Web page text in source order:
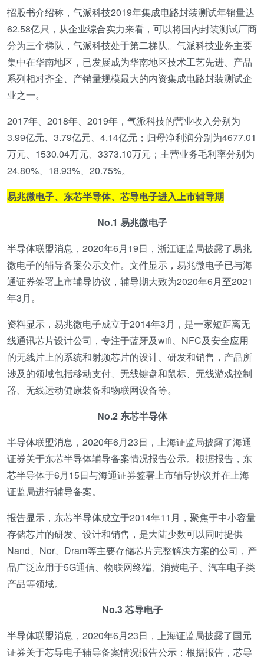
招股书介绍称，气派科技2019年集成电路封装测试年销量达
62.58亿只，从企业综合实力来看，可以将国内封装测试厂商
分为三个梯队，气派科技处于第二梯队。气派科技业务主要
集中在华南地区，已发展成为华南地区技术工艺先进、产品
系列相对齐全、产销量规模最大的内资集成电路封装测试企
业之一。
2017年、2018年、2019年，气派科技的营业收入分别为
3.99亿元、3.79亿元、4.14亿元；归母净利润分别为4677.01
万元、1530.04万元、3373.10万元；主营业务毛利率分别为
24.80%、18.93%、20.75%。
易兆微电子、东芯半导体、芯导电子进入上市辅导期
No.1 易兆微电子
半导体联盟消息，2020年6月19日，浙江证监局披露了易兆
微电子的辅导备案公示文件。文件显示，易兆微电子已与海
通证券签署上市辅导协议，辅导期大致为2020年6月至2021
年3月。
资料显示，易兆微电子成立于2014年3月，是一家短距离无
线通讯芯片设计公司，专注于蓝牙及wifi、NFC及安全应用
的无线片上的系统和射频芯片的设计、研发和销售，产品所
涉及的领域包括移动支付、无线键盘和鼠标、无线游戏控制
器、无线运动健康装备和物联网设备等。
No.2 东芯半导体
半导体联盟消息，2020年6月23日，上海证监局披露了海通
证券关于东芯半导体辅导备案情况报告公示。根据报告，东
芯半导体于6月15日与海通证券签署上市辅导协议并在上海
证监局进行辅导备案。
报告显示，东芯半导体成立于2014年11月，聚焦于中小容量
存储芯片的研发、设计和销售，是大陆少数可以同时提供
Nand、Nor、Dram等主要存储芯片完整解决方案的公司，产
品广泛应用于5G通信、物联网终端、消费电子、汽车电子类
产品等领域。
No.3 芯导电子
半导体联盟消息，2020年6月23日，上海证监局披露了国元
证券关于芯导电子辅导备案情况报告公示；根据报告，芯导